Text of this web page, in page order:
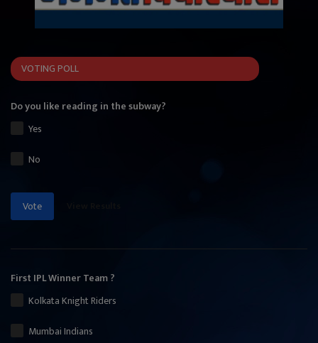
VOTING POLL
Do you like reading in the subway?
Yes
No
Vote
First IPL Winner Team ?
Kolkata Knight Riders
Mumbai Indians